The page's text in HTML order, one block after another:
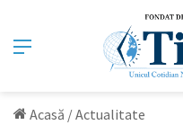
Meniu
Acasă /Actualitate